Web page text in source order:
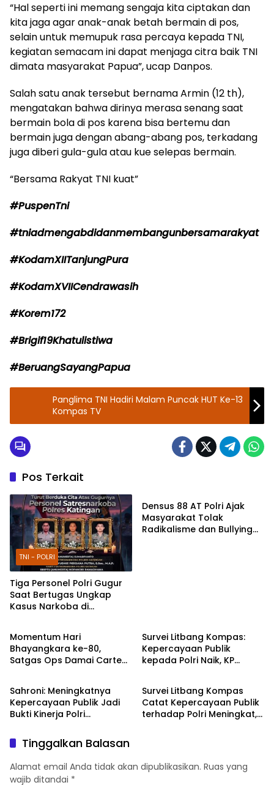
“Hal seperti ini memang sengaja kita ciptakan dan
kita jaga agar anak-anak betah bermain di pos,
selain untuk memupuk rasa percaya kepada TNI,
kegiatan semacam ini dapat menjaga citra baik TNI
dimata masyarakat Papua”, ucap Danpos.
Salah satu anak tersebut bernama Armin (12 th),
mengatakan bahwa dirinya merasa senang saat
bermain bola di pos karena bisa bertemu dan
bermain juga dengan abang-abang pos, terkadang
juga diberi gula-gula atau kue selepas bermain.
“Bersama Rakyat TNI kuat”
#PuspenTni
#tniadmengabdidanmembangunbersamarakyat
#KodamXIITanjungPura
#KodamXVIICendrawasih
#Korem172
#Brigif19Khatulistiwa
#BeruangSayangPapua
Panglima TNI Hadiri Malam Puncak HUT Ke-13
Kompas TV
Pos Terkait
TNI - POLRI
Tiga Personel Polri Gugur
Saat Bertugas Ungkap
Kasus Narkoba di
Biasa Anumerta
Densus 88 AT Polri Ajak
Masyarakat Tolak
Radikalisme dan Bullying
TNI - POLRI
Momentum Hari
Bhayangkara ke-80,
Satgas Ops Damai Cartenz
Sosial
Survei Litbang Kompas:
Kepercayaan Publik
kepada Polri Naik, KP
DPR RI
Sahroni: Meningkatnya
Kepercayaan Publik Jadi
Bukti Kinerja Polri
TNI - POLRI
Survei Litbang Kompas
Catat Kepercayaan Publik
terhadap Polri Meningkat,
Tinggalkan Balasan
Alamat email Anda tidak akan dipublikasikan. Ruas yang
wajib ditandai *